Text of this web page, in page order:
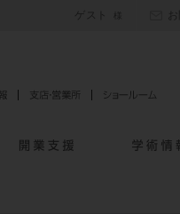
ゲスト